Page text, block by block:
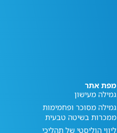
מפת אתר
גמילה מעישון
גמילה מסוכר ופחמימות
ממכרות בשיטה טבעית
ליווי הוליסטי של תהליכי